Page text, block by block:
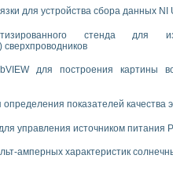
систем автоматизированного
стендов
«радиотехнические цепи и
алгоритма
для устройства сбора данных NI
стенда для
сверхпроводников
для построения картины
показателей качества
управления источником питания
амперных характеристик